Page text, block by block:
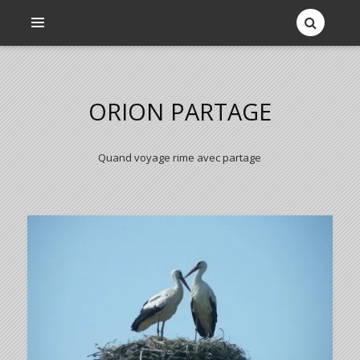
ORION PARTAGE
Quand voyage rime avec partage